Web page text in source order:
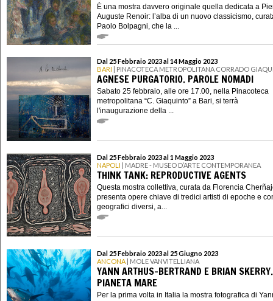
È una mostra davvero originale quella dedicata a
Auguste Renoir: l’alba di un nuovo classicismo,
Paolo Bolpagni, che la ...
Dal 25 Febbraio 2023 al 14 Maggio 2023
BARI | PINACOTECA METROPOLITANA CORRADO
AGNESE PURGATORIO. PAROLE NOMADI
Sabato 25 febbraio, alle ore 17.00, nella Pinacoteca
metropolitana “C. Giaquinto” a Bari, si terrà
l'inaugurazione della ...
Dal 25 Febbraio 2023 al 1 Maggio 2023
NAPOLI | MADRE - MUSEO D’ARTE CONTEMPORANEA
THINK TANK: REPRODUCTIVE AGENTS
Questa mostra collettiva, curata da Florencia
presenta opere chiave di tredici artisti di epoche e
geografici diversi, a...
Dal 25 Febbraio 2023 al 25 Giugno 2023
ANCONA | MOLE VANVITELLIANA
YANN ARTHUS-BERTRAND E BRIAN SKERRY.
PIANETA MARE
Per la prima volta in Italia la mostra fotografica di